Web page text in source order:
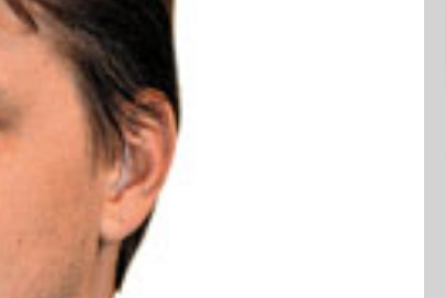
évek óta teszik, ezúttal is Tivadarnál a tiszai vízmérőnél
emlékeztek meg a szőke...